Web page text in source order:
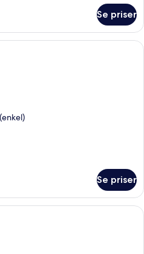
Se priser
Rom – executive | Sengetøy av
Se priser
Rom – deluxe, balkong | Sengetøy